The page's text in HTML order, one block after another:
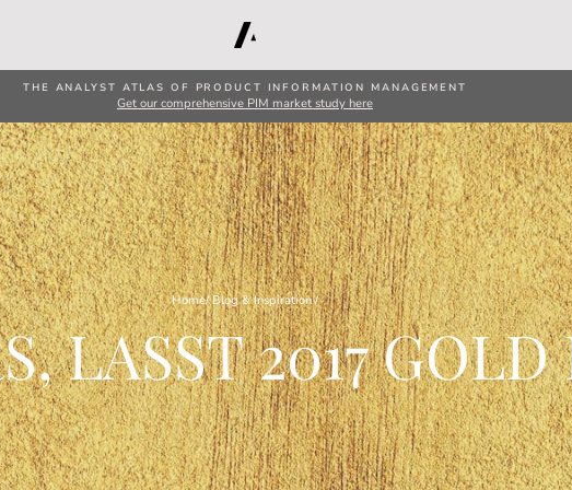
THE ANALYST ATLAS OF PRODUCT INFORMATION MANAGEMENT
Get our comprehensive PIM market study here
Home/ Blog & Inspiration /
LASST 2017